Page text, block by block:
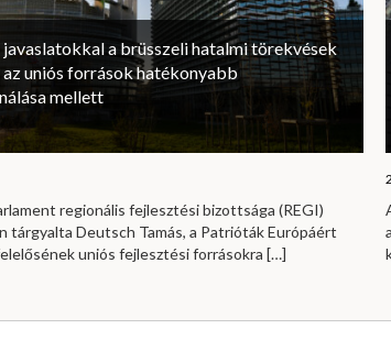
a brüsszeli hatalmi törekvések
az uniós források hatékonyabb
mellett
regionális fejlesztési bizottsága (REGI)
tárgyalta Deutsch Tamás, a Patrióták Európáért
uniós fejlesztési forrásokra […]